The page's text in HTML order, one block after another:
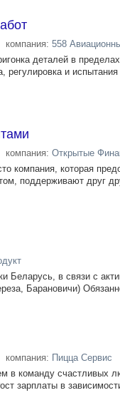
компания: 558
деталей в
регулировка и
компания: Открытые
компания, которая
поддерживают друг
Беларусь, в связи с
Барановичи)
компания: Пицца Сервис
счастливых
зарплаты в